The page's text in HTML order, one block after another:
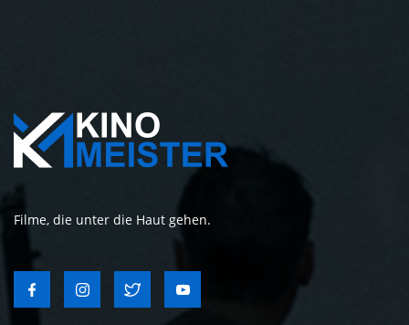
Filme, die unter die Haut gehen.